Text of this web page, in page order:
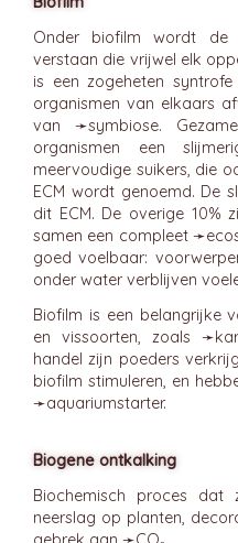
Onder biofilm wordt de
verstaan die vrijwel elk
is een zogeheten
organismen van elkaars
van ➛symbiose.
organismen een
meervoudige suikers, die
ECM wordt genoemd. De
dit ECM. De overige 10%
samen een compleet ➛
goed voelbaar:
onder water verblijven
Biofilm is een belangrijke
en vissoorten, zoals ➛
handel zijn poeders
biofilm stimuleren, en
➛aquariumstarter.
Biogene ontkalking
Biochemisch proces
neerslag op planten,